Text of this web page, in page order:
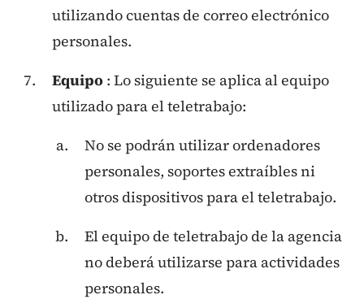
utilizando cuentas de correo electrónico
personales.
Equipo : Lo siguiente se aplica al equipo
utilizado para el teletrabajo:
No se podrán utilizar ordenadores
personales, soportes extraíbles ni
otros dispositivos para el teletrabajo.
El equipo de teletrabajo de la agencia
no deberá utilizarse para actividades
personales.